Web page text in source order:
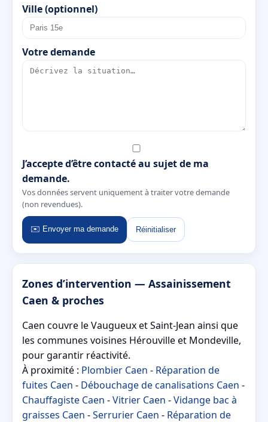
Ville (optionnel)
Votre demande
J’accepte d’être contacté au sujet de ma
demande.
Vos données servent uniquement à traiter votre demande
(non revendues).
✉️ Envoyer ma demande Réinitialiser
Zones d’intervention — Assainissement
Caen & proches
Caen couvre le Vaugueux et Saint-Jean ainsi que
les communes voisines Hérouville et Mondeville,
pour garantir réactivité.
À proximité : Plombier Caen - Réparation de
fuites Caen - Débouchage de canalisations Caen -
Chauffagiste Caen -Vitrier Caen -Vidange bac à
graisses Caen -Serrurier Caen - Réparation de